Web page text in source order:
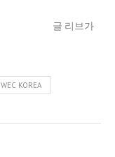
글 리브가
WEC KOREA